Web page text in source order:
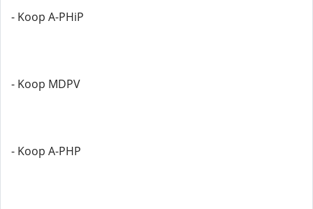
- Koop A-PHiP
- Koop MDPV
- Koop A-PHP